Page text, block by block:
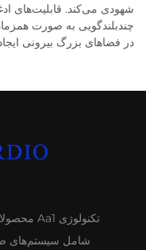
شهودی می‌کند. قابلیت‌های
چندبلندگویی به صورت
در فضاهای بزرگ بیرونی
شامل سیستم‌های